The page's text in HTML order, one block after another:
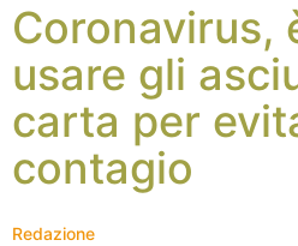
Coronavirus,
usare gli
carta per
contagio
Redazione